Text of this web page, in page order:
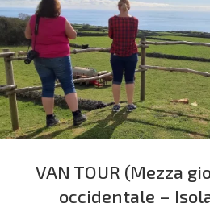
VAN TOUR (Mezza
occidentale –